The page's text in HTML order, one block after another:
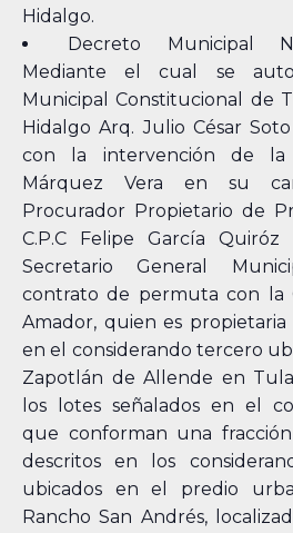
Hidalgo.
Decreto Municipal
Mediante el cual se
Municipal Constitucional de
Hidalgo Arq. Julio César
con la intervención de la
Márquez Vera en su
Procurador Propietario de
C.P.C Felipe García
Secretario General
contrato de permuta con la
Amador, quien es
en el considerando tercero
Zapotlán de Allende en
los lotes señalados en el
que conforman una
descritos en los
ubicados en el predio
Rancho San Andrés,